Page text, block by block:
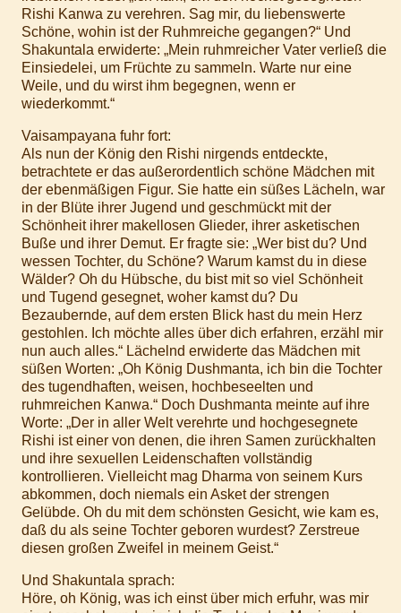
Rishi Kanwa zu verehren. Sag mir, du liebenswerte
Schöne, wohin ist der Ruhmreiche gegangen?“ Und
Shakuntala erwiderte: „Mein ruhmreicher Vater verließ die
Einsiedelei, um Früchte zu sammeln. Warte nur eine
Weile, und du wirst ihm begegnen, wenn er
wiederkommt.“
Vaisampayana fuhr fort:
Als nun der König den Rishi nirgends entdeckte,
betrachtete er das außerordentlich schöne Mädchen mit
der ebenmäßigen Figur. Sie hatte ein süßes Lächeln, war
in der Blüte ihrer Jugend und geschmückt mit der
Schönheit ihrer makellosen Glieder, ihrer asketischen
Buße und ihrer Demut. Er fragte sie: „Wer bist du? Und
wessen Tochter, du Schöne? Warum kamst du in diese
Wälder? Oh du Hübsche, du bist mit so viel Schönheit
und Tugend gesegnet, woher kamst du? Du
Bezaubernde, auf dem ersten Blick hast du mein Herz
gestohlen. Ich möchte alles über dich erfahren, erzähl mir
nun auch alles.“ Lächelnd erwiderte das Mädchen mit
süßen Worten: „Oh König Dushmanta, ich bin die Tochter
des tugendhaften, weisen, hochbeseelten und
ruhmreichen Kanwa.“ Doch Dushmanta meinte auf ihre
Worte: „Der in aller Welt verehrte und hochgesegnete
Rishi ist einer von denen, die ihren Samen zurückhalten
und ihre sexuellen Leidenschaften vollständig
kontrollieren. Vielleicht mag Dharma von seinem Kurs
abkommen, doch niemals ein Asket der strengen
Gelübde. Oh du mit dem schönsten Gesicht, wie kam es,
daß du als seine Tochter geboren wurdest? Zerstreue
diesen großen Zweifel in meinem Geist.“
Und Shakuntala sprach:
Höre, oh König, was ich einst über mich erfuhr, was mir